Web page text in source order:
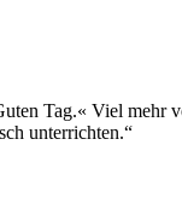
Tag.« Viel mehr
unterrichten.“